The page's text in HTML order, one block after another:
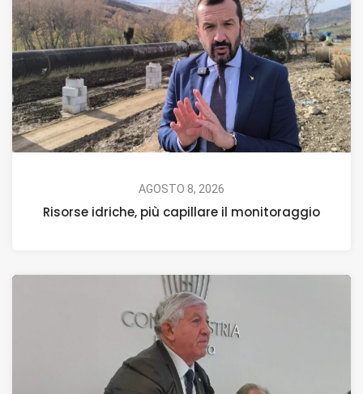
AGOSTO 8, 2026
Risorse idriche, più capillare il monitoraggio